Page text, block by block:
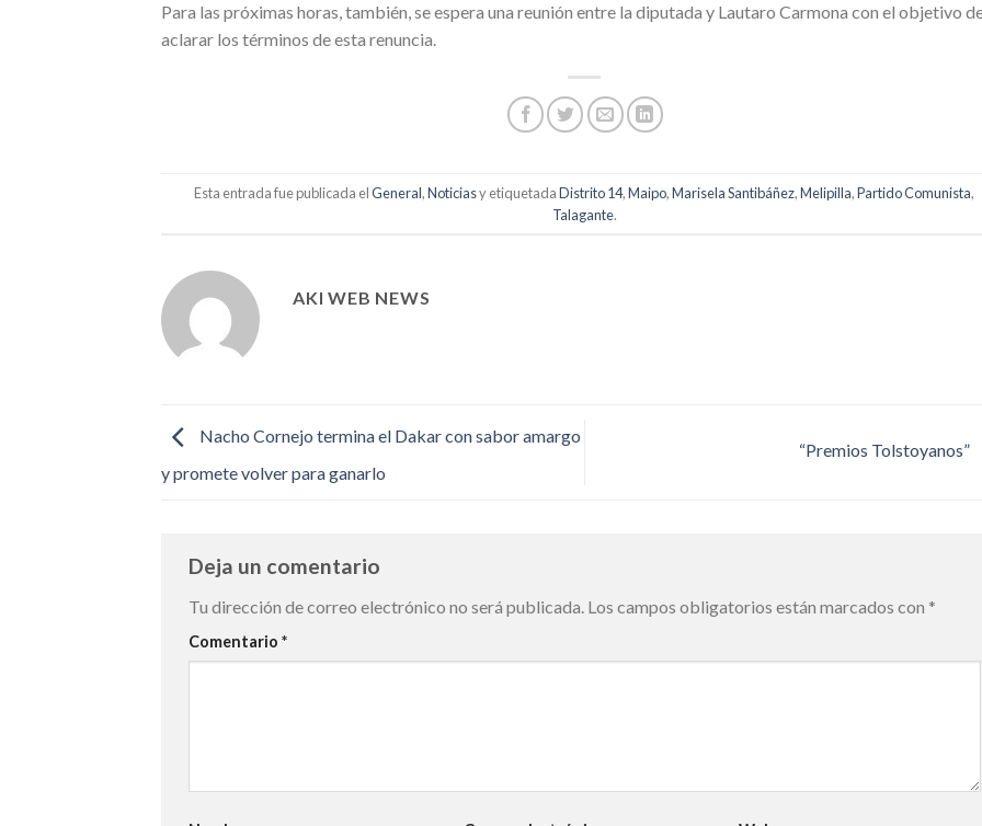
Para las próximas horas, también, se espera una reunión entre la diputada y Lautaro Carmona con el objetivo
aclarar los términos de esta renuncia.
Esta entrada fue publicada elGeneral,Noticiasy etiquetadaDistrito 14,Maipo,Marisela Santibáñez,Melipilla,Partido Comunista,
Talagante.
AKI WEB NEWS
Nacho Cornejo termina el Dakar con sabor amargo
y promete volver para ganarlo
“Premios Tolstoyanos”
Deja un comentario
Tu dirección de correo electrónico no será publicada. Los campos obligatorios están marcados con *
Comentario *